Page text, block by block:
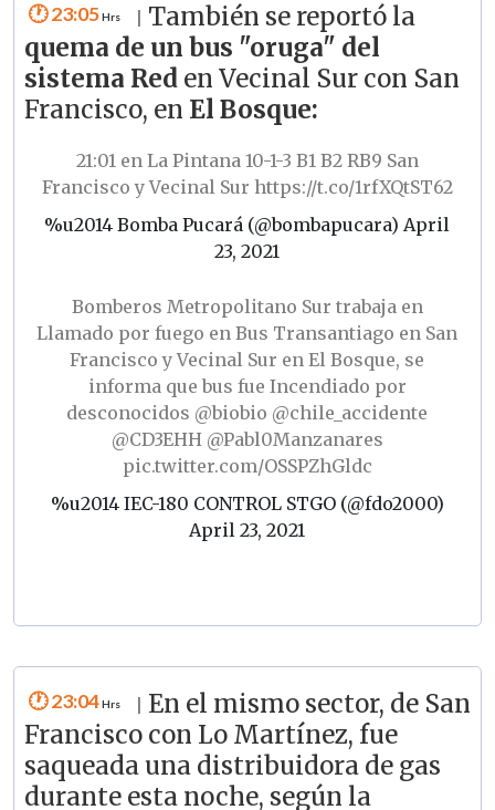
23:05
También se reportó la
quema de un bus "oruga" del
sistema Reden Vecinal Sur con San
Francisco, en El Bosque:
21:01 en La Pintana 10-1-3 B1 B2 RB9 San
Francisco y Vecinal Sur https://t.co/1rfXQtST62
%u2014 Bomba Pucará (@bombapucara)April
23, 2021
Bomberos Metropolitano Sur trabaja en
Llamado por fuego en Bus Transantiago en San
Francisco y Vecinal Sur en El Bosque, se
informa que bus fue Incendiado por
desconocidos @biobio @chile_accidente
@CD3EHH @Pabl0Manzanares
pic.twitter.com/OSSPZhGldc
%u2014 IEC-180 CONTROL STGO (@fdo2000)
April 23, 2021
23:04
En el mismo sector, de San
Francisco con Lo Martínez, fue
saqueada una distribuidora de gas
durante esta noche, según la